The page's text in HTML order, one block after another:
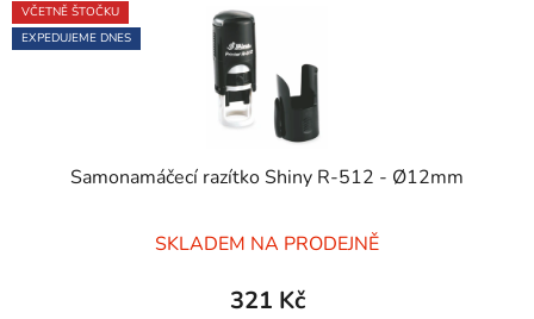
VČETNĚ ŠTOČKU
EXPEDUJEME DNES
Samonamáčecí razítko Shiny R-512 - Ø12mm
hodnocení
produktu
SKLADEM NA PRODEJNĚ
321 Kč